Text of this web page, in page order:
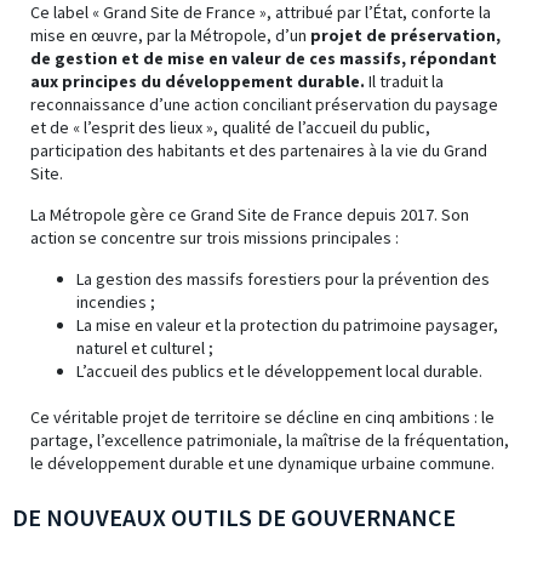
Ce label « Grand Site de France », attribué par l’État, conforte la
mise en œuvre, par la Métropole, d’un projet de préservation,
de gestion et de mise en valeur de ces massifs, répondant
aux principes du développement durable. Il traduit la
reconnaissance d’une action conciliant préservation du paysage
et de « l’esprit des lieux », qualité de l’accueil du public,
participation des habitants et des partenaires à la vie du Grand
Site.
La Métropole gère ce Grand Site de France depuis 2017. Son
action se concentre sur trois missions principales :
La gestion des massifs forestiers pour la prévention des
incendies ;
La mise en valeur et la protection du patrimoine paysager,
naturel et culturel ;
L’accueil des publics et le développement local durable.
Ce véritable projet de territoire se décline en cinq ambitions : le
partage, l’excellence patrimoniale, la maîtrise de la fréquentation,
le développement durable et une dynamique urbaine commune.
DE NOUVEAUX OUTILS DE GOUVERNANCE